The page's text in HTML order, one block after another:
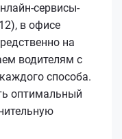
сервисы-
в офисе
на
водителям с
способа.
оптимальный